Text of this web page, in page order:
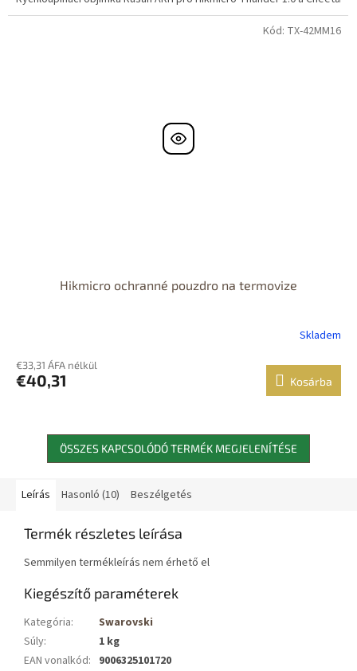
Hikmicro ochranné pouzdro na termovize
Skladem
€33,31 ÁFA nélkül
€40,31 Kosárba
Kód: TX-42MM16
ÖSSZES KAPCSOLÓDÓ TERMÉK MEGJELENÍTÉSE
Leírás Hasonló (10) Beszélgetés
Termék részletes leírása
Semmilyen termékleírás nem érhető el
Kiegészítő paraméterek
Kategória:
Swarovski
Súly:
1 kg
EAN vonalkód: 9006325101720